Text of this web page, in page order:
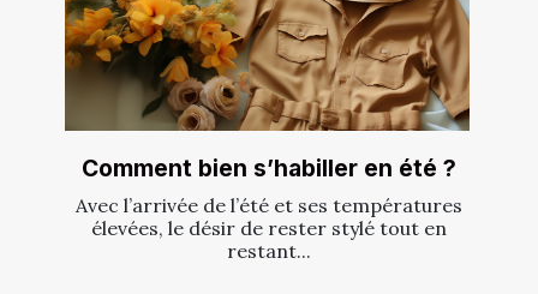
Comment bien s’habiller en été ?
Avec l’arrivée de l’été et ses températures
élevées, le désir de rester stylé tout en
restant...